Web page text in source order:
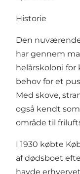
Historie
Den
har gennem
helårskoloni for
behov for et
Med skove,
også kendt
område til
I 1930 købte
af dødsboet
havde